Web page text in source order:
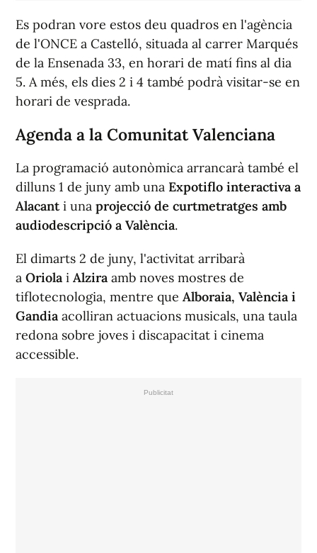
Es podran vore estos deu quadros en l'agència
de l'ONCE a Castelló, situada al carrer Marqués
de la Ensenada 33, en horari de matí fins al dia
5. A més, els dies 2 i 4 també podrà visitar-se en
horari de vesprada.
Agenda a la Comunitat Valenciana
La programació autonòmica arrancarà també el
dilluns 1 de juny amb una Expotiflo interactiva a
Alacanti una projecció de curtmetratges amb
audiodescripció a València.
El dimarts 2 de juny, l'activitat arribarà
a Oriola i Alzira amb noves mostres de
tiflotecnologia, mentre que Alboraia, València i
Gandia acolliran actuacions musicals, una taula
redona sobre joves i discapacitat i cinema
accessible.